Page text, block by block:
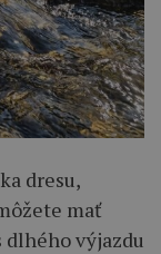
dresu,
mať
dlhého výjazdu